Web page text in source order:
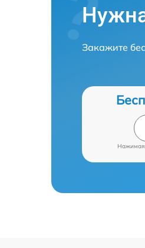
Закажите
Нажимая